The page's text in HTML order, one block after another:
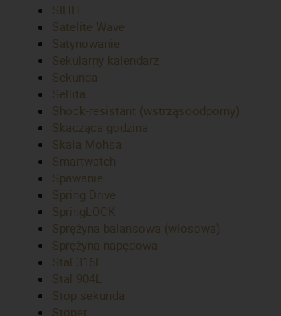
SIHH
Satelite Wave
Satynowanie
Sekularny kalendarz
Sekunda
Sellita
Shock-resistant (wstrząsoodporny)
Skacząca godzina
Skala Mohsa
Smartwatch
Spawanie
Spring Drive
SpringLOCK
Sprężyna balansowa (włosowa)
Sprężyna napędowa
Stal 316L
Stal 904L
Stop sekunda
Stoper